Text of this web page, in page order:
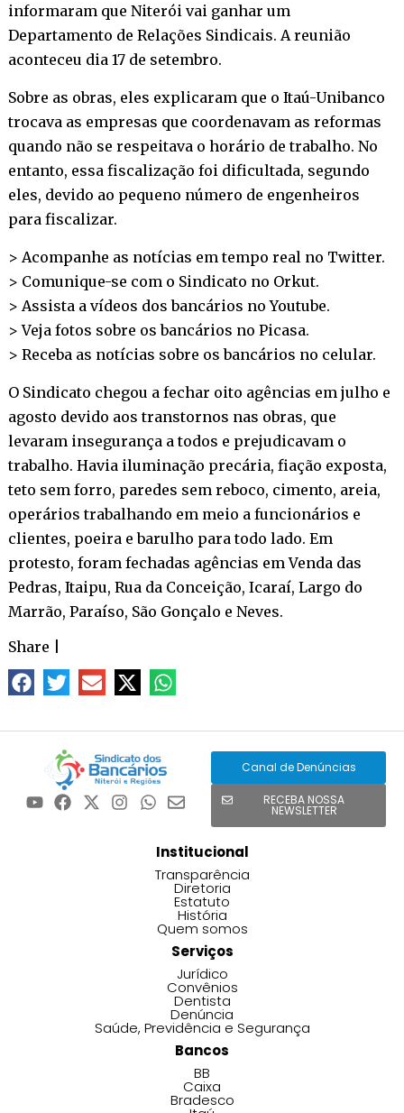
informaram que Niterói vai ganhar um
Departamento de Relações Sindicais. A reunião
aconteceu dia 17 de setembro.
Sobre as obras, eles explicaram que o Itaú-Unibanco
trocava as empresas que coordenavam as reformas
quando não se respeitava o horário de trabalho. No
entanto, essa fiscalização foi dificultada, segundo
eles, devido ao pequeno número de engenheiros
para fiscalizar.
> Acompanhe as notícias em tempo real no Twitter.
> Comunique-se com o Sindicato no Orkut.
> Assista a vídeos dos bancários noYoutube.
> Veja fotos sobre os bancários no Picasa.
> Receba as notícias sobre os bancários no celular.
O Sindicato chegou a fechar oito agências em julho e
agosto devido aos transtornos nas obras, que
levaram insegurança a todos e prejudicavam o
trabalho. Havia iluminação precária, fiação exposta,
teto sem forro, paredes sem reboco, cimento, areia,
operários trabalhando em meio a funcionários e
clientes, poeira e barulho para todo lado. Em
protesto, foram fechadas agências em Venda das
Pedras, Itaipu, Rua da Conceição, Icaraí, Largo do
Marrão, Paraíso, São Gonçalo e Neves.
Share
Canal de Denúncias
RECEBA NOSSA
NEWSLETTER
Institucional
Transparência
Diretoria
Estatuto
História
Quem somos
Serviços
Jurídico
Convênios
Dentista
Denúncia
Saúde, Previdência e Segurança
Bancos
BB
Caixa
Bradesco